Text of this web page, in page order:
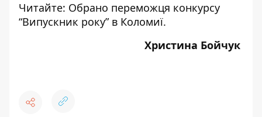
Читайте: Обрано переможця конкурсу
“Випускник року” в Коломиї.
Христина Бойчук